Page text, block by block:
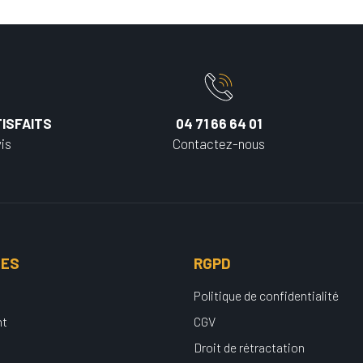
04 71 66 64 01
Contactez-nous
RGPD
Politique de confidentialité
CGV
Droit de rétractation